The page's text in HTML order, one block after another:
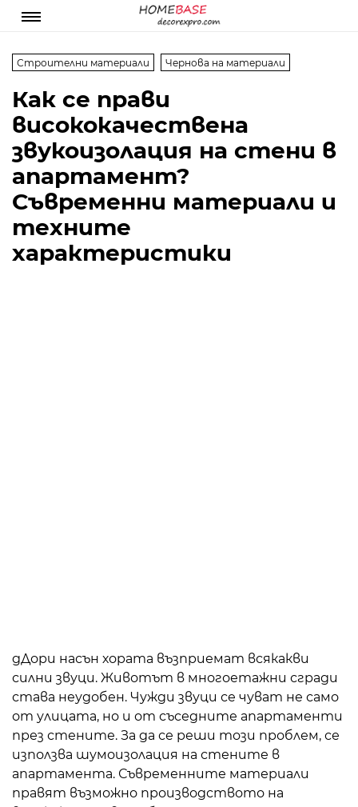
Строителни материали Чернова на материали
Как се прави
висококачествена
звукоизолация на стени в
апартамент?
Съвременни материали и
техните
характеристики
дДори насън хората възприемат всякакви
силни звуци. Животът в многоетажни сгради
става неудобен. Чужди звуци се чуват не само
от улицата, но и от съседните апартаменти
през стените. За да се реши този проблем, се
използва шумоизолация на стените в
апартамента. Съвременните материали
правят възможно производството на